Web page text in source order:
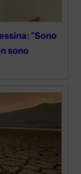
“Sono
sono